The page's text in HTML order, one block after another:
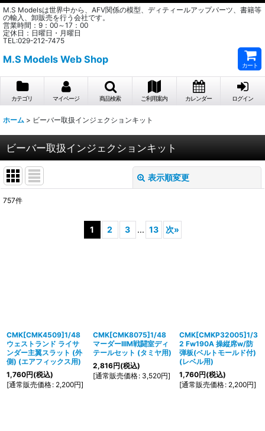
M.S Modelsは世界中から、AFV関係の模型、ディティールアップパーツ、書籍等
の輸入、卸販売を行う会社です。
営業時間：9：00～17：00
定休日：日曜日・月曜日
TEL:029-212-7475
M.S Models Web Shop
カート
カテゴリ マイページ 商品検索 ご利用案内 カレンダー ログイン
ホーム > ビーバー取扱インジェクションキット
ビーバー取扱インジェクションキット
表示順変更
絞り込む
757件
1 2 3 ... 13 次»
CMK[CMK4509]1/48
ウェストランド ライサ
ンダー主翼スラット (外
側) (エアフィックス用)
1,760円(税込)
[通常販売価格: 2,200円]
CMK[CMK8075]1/48
マーダーIIIM戦闘室ディ
テールセット (タミヤ用)
2,816円(税込)
[通常販売価格: 3,520円]
CMK[CMKP32005]1/3
2 Fw190A 操縦席w/防
弾板(ベルトモールド付)
(レベル用)
1,760円(税込)
[通常販売価格: 2,200円]